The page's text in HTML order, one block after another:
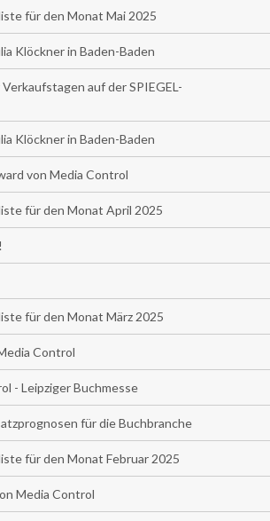
für den Monat Mai 2025
Klöckner in Baden-Baden
auf der SPIEGEL-
Klöckner in Baden-Baden
von Media Control
für den Monat April 2025
für den Monat März 2025
Control
- Leipziger Buchmesse
für die Buchbranche
für den Monat Februar 2025
Media Control